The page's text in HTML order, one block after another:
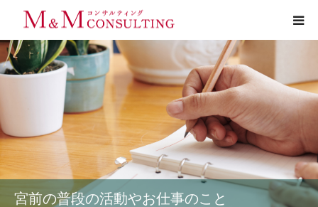
宮前の普段の活動やお仕事のこと
プロフィール
サービス
お客様の声
実績